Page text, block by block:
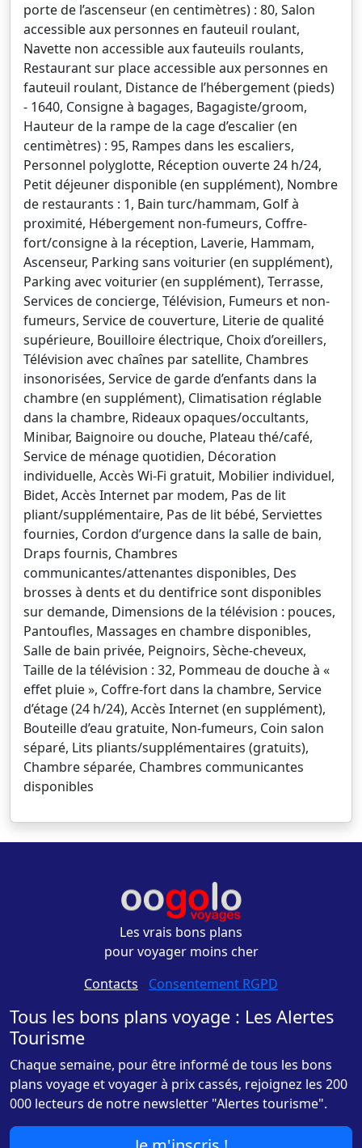
porte de l’ascenseur (en centimètres) : 80, Salon
accessible aux personnes en fauteuil roulant,
Navette non accessible aux fauteuils roulants,
Restaurant sur place accessible aux personnes en
fauteuil roulant, Distance de l’hébergement (pieds)
- 1640, Consigne à bagages, Bagagiste/groom,
Hauteur de la rampe de la cage d’escalier (en
centimètres) : 95, Rampes dans les escaliers,
Personnel polyglotte, Réception ouverte 24 h/24,
Petit déjeuner disponible (en supplément), Nombre
de restaurants : 1, Bain turc/hammam, Golf à
proximité, Hébergement non-fumeurs, Coffre-
fort/consigne à la réception, Laverie, Hammam,
Ascenseur, Parking sans voiturier (en supplément),
Parking avec voiturier (en supplément), Terrasse,
Services de concierge, Télévision, Fumeurs et non-
fumeurs, Service de couverture, Literie de qualité
supérieure, Bouilloire électrique, Choix d’oreillers,
Télévision avec chaînes par satellite, Chambres
insonorisées, Service de garde d’enfants dans la
chambre (en supplément), Climatisation réglable
dans la chambre, Rideaux opaques/occultants,
Minibar, Baignoire ou douche, Plateau thé/café,
Service de ménage quotidien, Décoration
individuelle, Accès Wi-Fi gratuit, Mobilier individuel,
Bidet, Accès Internet par modem, Pas de lit
pliant/supplémentaire, Pas de lit bébé, Serviettes
fournies, Cordon d’urgence dans la salle de bain,
Draps fournis, Chambres
communicantes/attenantes disponibles, Des
brosses à dents et du dentifrice sont disponibles
sur demande, Dimensions de la télévision : pouces,
Pantoufles, Massages en chambre disponibles,
Salle de bain privée, Peignoirs, Sèche-cheveux,
Taille de la télévision : 32, Pommeau de douche à «
effet pluie », Coffre-fort dans la chambre, Service
d’étage (24 h/24), Accès Internet (en supplément),
Bouteille d’eau gratuite, Non-fumeurs, Coin salon
séparé, Lits pliants/supplémentaires (gratuits),
Chambre séparée, Chambres communicantes
disponibles
Les vrais bons plans
pour voyager moins cher
Contacts - Consentement RGPD
Tous les bons plans voyage : Les Alertes
Tourisme
Chaque semaine, pour être informé de tous les bons
plans voyage et voyager à prix cassés, rejoignez les 200
000 lecteurs de notre newsletter "Alertes tourisme".